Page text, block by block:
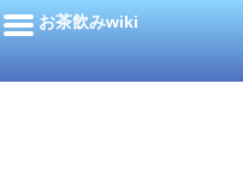
お茶飲みwiki